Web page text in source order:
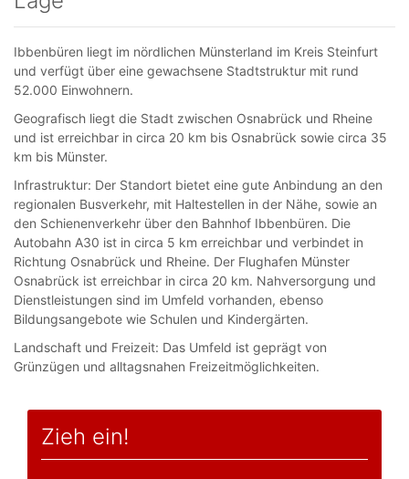
Ibbenbüren liegt im nördlichen Münsterland im Kreis Steinfurt
und verfügt über eine gewachsene Stadtstruktur mit rund
52.000 Einwohnern.
Geografisch liegt die Stadt zwischen Osnabrück und Rheine
und ist erreichbar in circa 20 km bis Osnabrück sowie circa 35
km bis Münster.
Infrastruktur: Der Standort bietet eine gute Anbindung an den
regionalen Busverkehr, mit Haltestellen in der Nähe, sowie an
den Schienenverkehr über den Bahnhof Ibbenbüren. Die
Autobahn A30 ist in circa 5 km erreichbar und verbindet in
Richtung Osnabrück und Rheine. Der Flughafen Münster
Osnabrück ist erreichbar in circa 20 km. Nahversorgung und
Dienstleistungen sind im Umfeld vorhanden, ebenso
Bildungsangebote wie Schulen und Kindergärten.
Landschaft und Freizeit: Das Umfeld ist geprägt von
Grünzügen und alltagsnahen Freizeitmöglichkeiten.
Zieh ein!